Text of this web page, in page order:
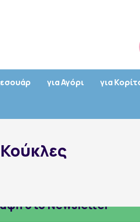
για Αγόρι για
Κούκλες
στο Newsletter